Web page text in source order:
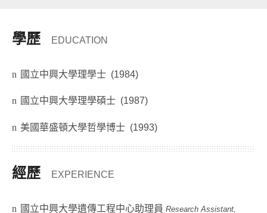
學歷 EDUCATION
經歷 EXPERIENCE